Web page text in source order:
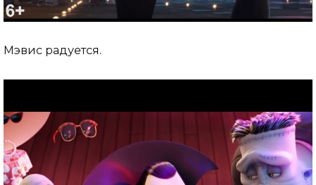
Мэвис радуется.